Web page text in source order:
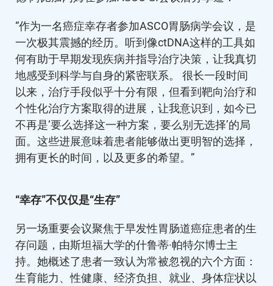
“作为一名癌症幸存者参加ASCO胃肠病学会议，是
一次极其震撼的经历。听到像ctDNA这样的工具如
何有助于早期发现疾病并指导治疗决策，让我真切
地感受到科学与自身的紧密联系。 很长一段时间
以来，治疗手段似乎十分有限，但看到靶向治疗和
个性化治疗方案取得的进展，让我意识到，如今已
不再是‘要么选择这一种方案，要么别无选择’的局
面。这些进展意味着患者能够做出更明智的选择，
拥有更长的时间，以及更多的希望。”
“幸存”不仅仅是“生存”
另一场重要会议聚焦于早发性胃肠道癌症患者的生
存问题，由斯坦福大学的什鲁蒂·帕特尔博士主
持。她概述了患者一致认为常被忽视的六个方面：
生育能力、性健康、经济负担、就业、身体症状以